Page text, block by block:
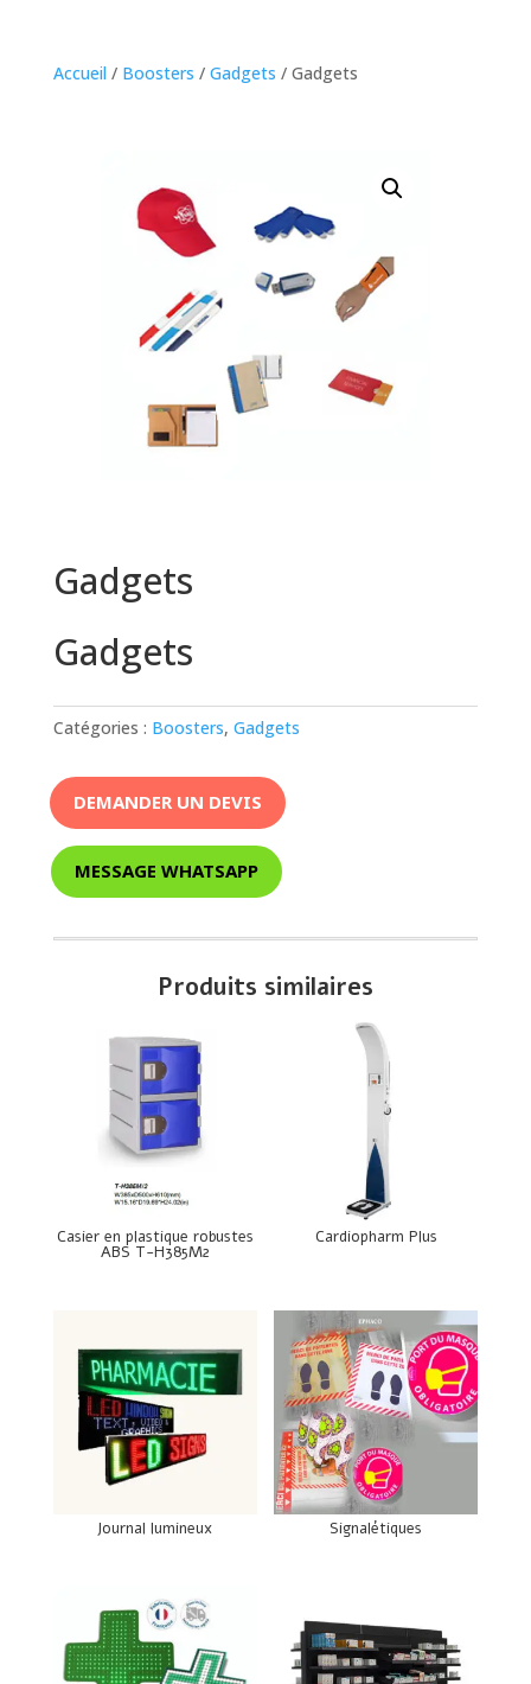
Accueil / Boosters / Gadgets / Gadgets
Gadgets
Gadgets
Catégories : Boosters, Gadgets
DEMANDER UN DEVIS
MESSAGE WHATSAPP
Produits similaires
Casier en plastique robustes
ABS T-H385M2
Cardiopharm Plus
Journal lumineux Signalétiques